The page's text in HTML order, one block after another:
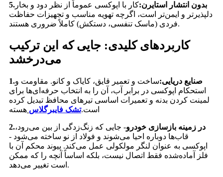
5. بدون انتشار استایرن:کار با اپوکسی عموماً از نظر دود و بخار
دلپذیرتر و ایمن‌تر است، اگرچه تهویه مناسب و تجهیزات حفاظت
فردی (ماسک تنفسی، دستکش) کاملاً ضروری هستند.
کاربردهای کلیدی: جایی که این ترکیب
می‌درخشد
1. صنایع دریایی:ساخت و تعمیر قایق، کایاک و کانو. مقاومت و
استحکام اپوکسی در برابر آب، آن را به انتخاب حرفه‌ای‌ها برای
لمینت کردن بدنه و تعمیرات اساسی تیرهای محافظ تبدیل کرده
است.تشک فایبرگلاس هسته
2. در زمینه بازسازی خودرو- جایی که زنگ‌زدگی از بین می‌رود،
قاب‌ها دوباره احیا می‌شوند و فولاد از نو ساخته می‌شود -
اپوکسی به عنوان لنگر مولکولی عمل می‌کند. پیوند محکم آن با
فلز آماده‌شده فقط اتصال نیست، بلکه اساساً آنچه را که ممکن
است تغییر می‌دهد.